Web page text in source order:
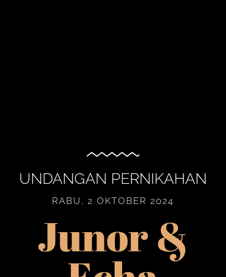
UNDANGAN PERNIKAHAN
RABU, 2 OKTOBER 2024
Junor &